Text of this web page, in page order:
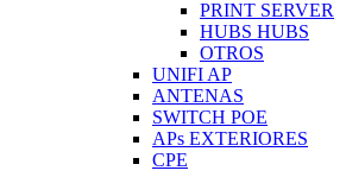
PRINT SERVER
HUBS HUBS
OTROS
UNIFI AP
ANTENAS
SWITCH POE
APs EXTERIORES
CPE